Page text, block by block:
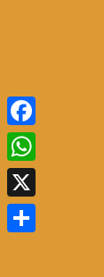
Facebook
WhatsApp
X